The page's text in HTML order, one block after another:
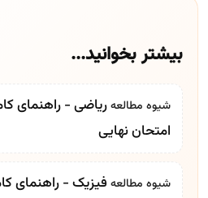
بیشتر بخوانید...
شیوه مطالعهریاضی - راهنمای
امتحان نهایی
شیوه مطالعه فیزیک - راهنمای